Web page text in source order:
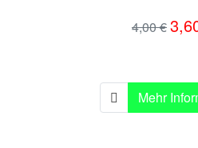
4,00 €
Mehr